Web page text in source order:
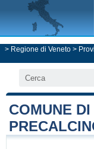
> Regione di Veneto >
COMUNE